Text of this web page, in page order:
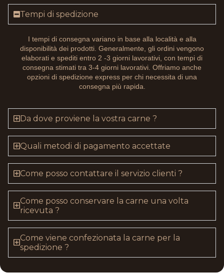
Tempi di spedizione
I tempi di consegna variano in base alla località e alla
disponibilità dei prodotti. Generalmente, gli ordini vengono
elaborati e spediti entro 2 -3 giorni lavorativi, con tempi di
consegna stimati tra 3-4 giorni lavorativi. Offriamo anche
opzioni di spedizione express per chi necessita di una
consegna più rapida.
Da dove proviene la vostra carne ?
Quali metodi di pagamento accettate
Come posso contattare il servizio clienti ?
Come posso conservare la carne una volta
ricevuta ?
Come viene confezionata la carne per la
spedizione ?